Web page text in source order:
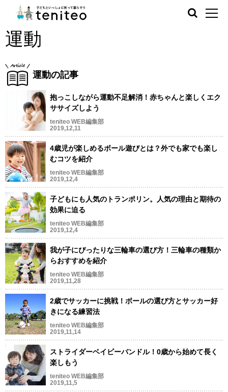
運動
運動の記事
抱っこしながら運動不足解消！赤ちゃんと楽しくエク
ササイズしよう
teniteo WEB編集部
2019,12,11
4歳児が楽しめるボール遊びとは？外でも家でも楽し
むコツを紹介
teniteo WEB編集部
2019,12,4
子どもにも人気のトランポリン。人気の理由と期待の
効果に迫る
teniteo WEB編集部
2019,12,4
我が子にぴったりな三輪車の選び方！三輪車の種類か
らおすすめを紹介
teniteo WEB編集部
2019,11,28
2歳でサッカーに挑戦！ボールの選び方とサッカー好
きになる練習法
teniteo WEB編集部
2019,11,14
ストライダーベイビーバンドル！0歳から始めて長く
楽しもう
teniteo WEB編集部
2019,11,5